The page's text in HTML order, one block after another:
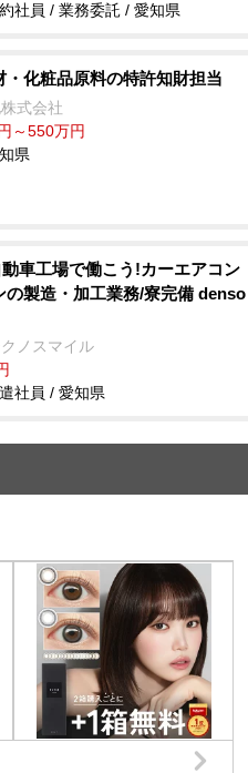
社員 / 業務委託 / 愛知県
・化粧品原料の特許知財担当
式会社
～550万円
県
動車工場で働こう!カーエアコン
製造・加工業務/寮完備 denso
ノスマイル
社員 / 愛知県